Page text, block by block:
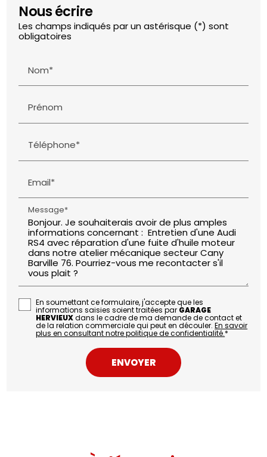
Nous écrire
Les champs indiqués par un astérisque (*) sont
obligatoires
Nom*
Prénom
Téléphone*
Email*
Message*
En soumettant ce formulaire, j'accepte que les
informations saisies soient traitées par GARAGE
HERVIEUXdans le cadre de ma demande de contact et
de la relation commerciale qui peut en découler.En savoir
plus en consultant notre politique de confidentialité.*